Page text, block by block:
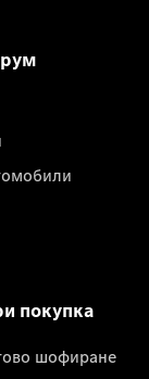
покупка
шофиране